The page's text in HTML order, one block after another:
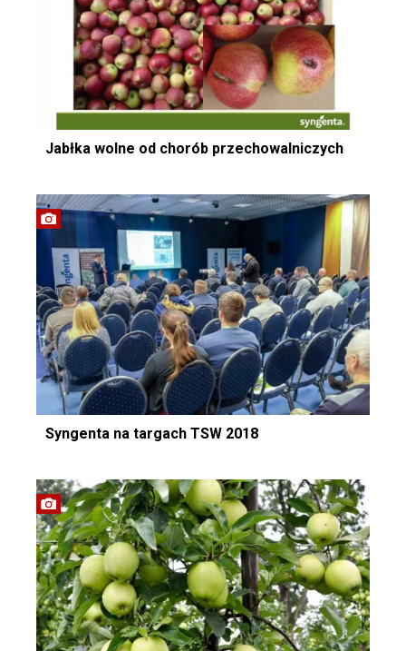
Jabłka wolne od chorób przechowalniczych
Syngenta na targach TSW 2018